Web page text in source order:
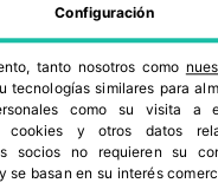
Configuración
tanto nosotros como
tecnologías similares para
como su visita a
cookies y otros datos
socios no requieren su
se basan en su interés